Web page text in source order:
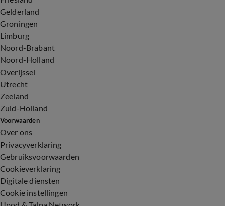
Gelderland
Groningen
Limburg
Noord-Brabant
Noord-Holland
Overijssel
Utrecht
Zeeland
Zuid-Holland
Voorwaarden
Over ons
Privacyverklaring
Gebruiksvoorwaarden
Cookieverklaring
Digitale diensten
Cookie instellingen